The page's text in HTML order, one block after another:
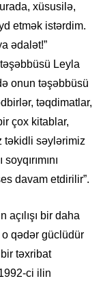
xüsusilə,
etmək istərdim.
ədalət!”
Leyla
onun təşəbbüsü
təqdimatlar,
çox kitablar,
təkidli səylərimiz
davam etdirilir”.
açılışı bir daha
qədər güclüdür
təxribat
ci ilin